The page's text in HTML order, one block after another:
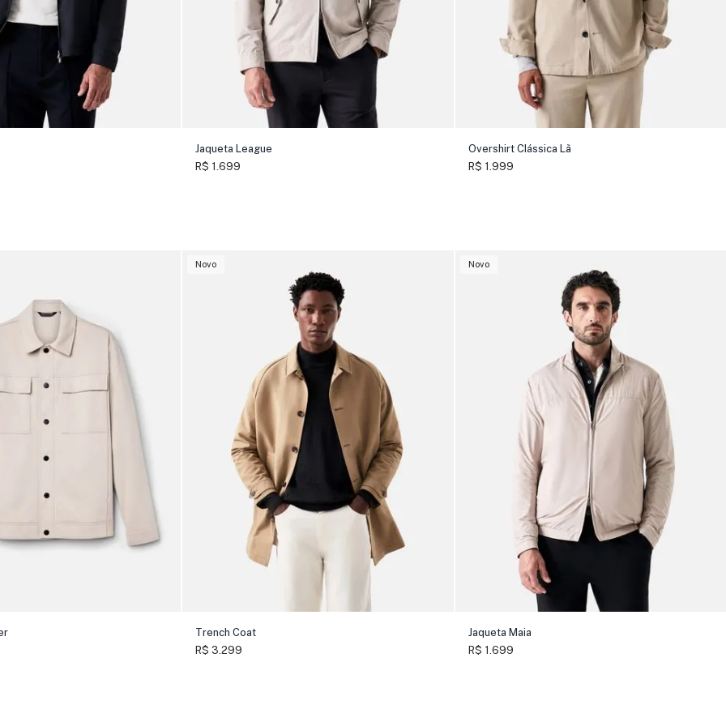
Jaqueta League
R$ 1.699
Overshirt Clássica Lã
R$ 1.999
Novo
Trench Coat
R$ 3.299
Novo
Jaqueta Maia
R$ 1.699